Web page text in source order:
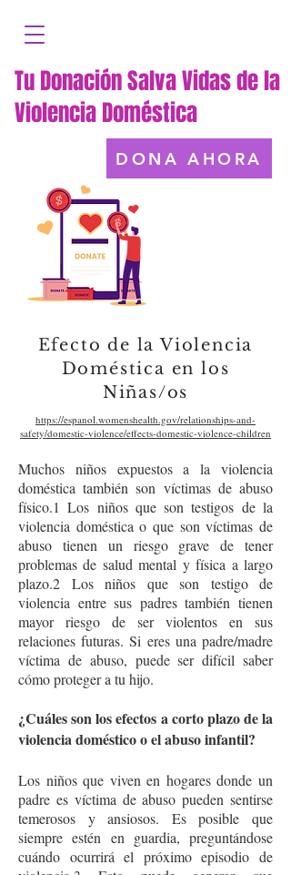
Tu Donación Salva Vidas de la
Violencia Doméstica
DONA AHORA
Efecto de la Violencia
Doméstica en los
Niñas/os
https://espanol.womenshealth.gov/relationships-and-
safety/domestic-violence/effects-domestic-violence-children
Muchos niños expuestos a la violencia
doméstica también son víctimas de abuso
físico.1 Los niños que son testigos de la
violencia doméstica o que son víctimas de
abuso tienen un riesgo grave de tener
problemas de salud mental y física a largo
plazo.2 Los niños que son testigo de
violencia entre sus padres también tienen
mayor riesgo de ser violentos en sus
relaciones futuras. Si eres una padre/madre
víctima de abuso, puede ser difícil saber
cómo proteger a tu hijo.
¿Cuáles son los efectos a corto plazo de la
violencia doméstico o el abuso infantil?
Los niños que viven en hogares donde un
padre es víctima de abuso pueden sentirse
temerosos y ansiosos. Es posible que
siempre estén en guardia, preguntándose
cuándo ocurrirá el próximo episodio de